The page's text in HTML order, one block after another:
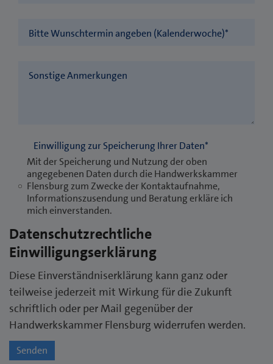
Bitte Wunschtermin angeben (Kalenderwoche)*
Sonstige Anmerkungen
Mit der Speicherung und Nutzung der oben
angegebenen Daten durch die Handwerkskammer
Flensburg zum Zwecke der Kontaktaufnahme,
Informationszusendung und Beratung erkläre ich
mich einverstanden.
Einwilligung zur Speicherung Ihrer Daten*
Datenschutzrechtliche
Einwilligungserklärung
Diese Einverständniserklärung kann ganz oder
teilweise jederzeit mit Wirkung für die Zukunft
schriftlich oder per Mail gegenüber der
Handwerkskammer Flensburg widerrufen werden.
Senden